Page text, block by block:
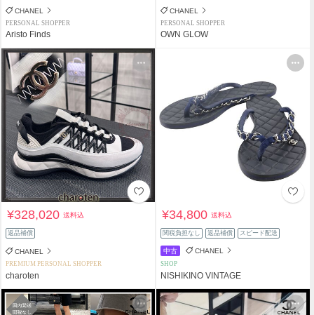
CHANEL
PERSONAL SHOPPER
Aristo Finds
CHANEL
PERSONAL SHOPPER
OWN GLOW
¥328,020送料込
返品補償
CHANEL
PREMIUM PERSONAL SHOPPER
charoten
¥34,800送料込
関税負担なし 返品補償 スピード配送
中古 CHANEL
SHOP
NISHIKINO VINTAGE